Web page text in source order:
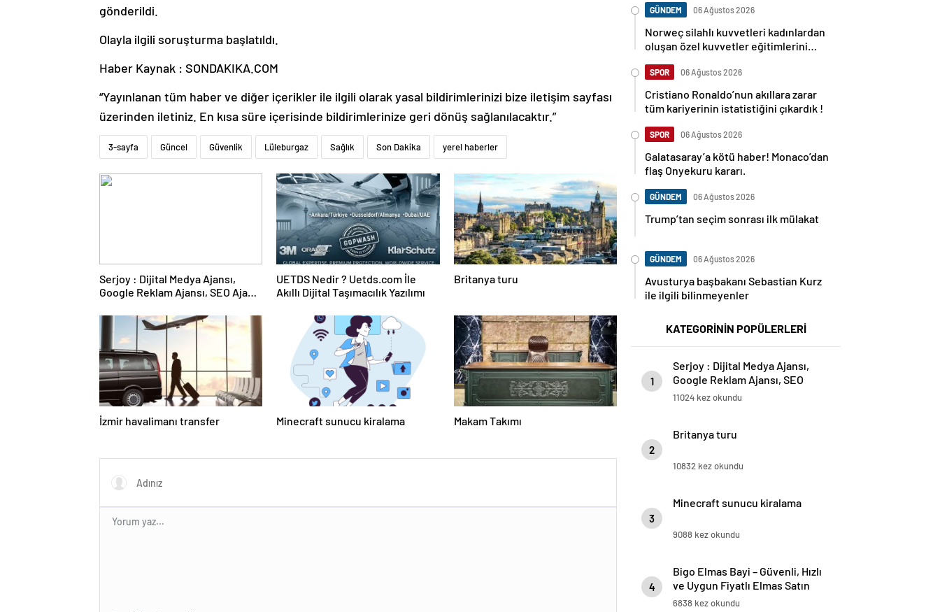
gönderildi.
Olayla ilgili soruşturma başlatıldı.
Haber Kaynak : SONDAKIKA.COM
“Yayınlanan tüm haber ve diğer içerikler ile ilgili olarak yasal bildirimlerinizi bize iletişim sayfası
üzerinden iletiniz. En kısa süre içerisinde bildirimlerinize geri dönüş sağlanılacaktır.”
3-sayfa Güncel Güvenlik Lüleburgaz Sağlık Son Dakika yerel haberler
Serjoy : Dijital Medya Ajansı,
Google Reklam Ajansı, SEO Ajansı
UETDS Nedir ? Uetds.com İle
Akıllı Dijital Taşımacılık Yazılımı
Britanya turu
İzmir havalimanı transfer Minecraft sunucu kiralama Makam Takımı
GÜNDEM 06 Ağustos 2026
Norweç silahlı kuvvetleri kadınlardan
oluşan özel kuvvetler eğitimlerini
SPOR 06 Ağustos 2026
Cristiano Ronaldo’nun akıllara zarar
tüm kariyerinin istatistiğini çıkardık !
SPOR 06 Ağustos 2026
Galatasaray’a kötü haber! Monaco’dan
flaş Onyekuru kararı.
GÜNDEM 06 Ağustos 2026
Trump’tan seçim sonrası ilk mülakat
GÜNDEM 06 Ağustos 2026
Avusturya başbakanı Sebastian Kurz
ile ilgili bilinmeyenler
KATEGORİNİN POPÜLERLERİ
1
Serjoy : Dijital Medya Ajansı,
Google Reklam Ajansı, SEO
Ajansı ve Web Tasarım Ajansı
11024 kez okundu
2
Britanya turu
10832 kez okundu
3
Minecraft sunucu kiralama
9088 kez okundu
4
Bigo Elmas Bayi – Güvenli, Hızlı
ve Uygun Fiyatlı Elmas Satın
Almanın Yeni Adresi
6838 kez okundu